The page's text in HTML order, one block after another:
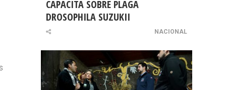
CAPACITA SOBRE PLAGA
DROSOPHILA SUZUKII
NACIONAL